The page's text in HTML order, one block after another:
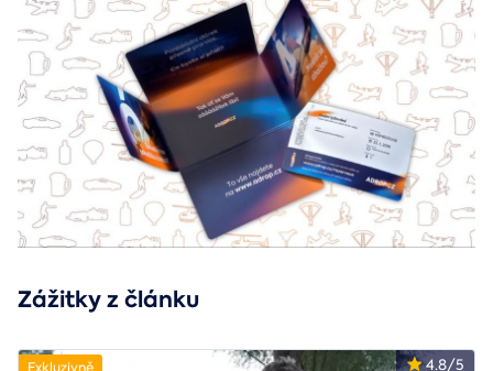
Zážitky z článku
4.8/5
Exkluzivně